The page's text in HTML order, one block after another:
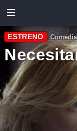
ESTRENO Comedia